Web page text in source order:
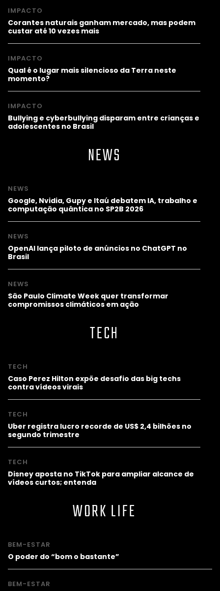
IMPACTO
Corantes naturais ganham mercado, mas podem
custar até 10 vezes mais
IMPACTO
Qual é o lugar mais silencioso da Terra neste
momento?
IMPACTO
Bullying e cyberbullying disparam entre crianças e
adolescentes no Brasil
NEWS
NEWS
Google, Nvidia, Gupy e Itaú debatem IA, trabalho e
computação quântica no SP2B 2026
NEWS
OpenAI lança piloto de anúncios no ChatGPT no
Brasil
NEWS
São Paulo Climate Week quer transformar
compromissos climáticos em ação
TECH
TECH
Caso Perez Hilton expõe desafio das big techs
contra vídeos virais
TECH
Uber registra lucro recorde de US$ 2,4 bilhões no
segundo trimestre
TECH
Disney aposta no TikTok para ampliar alcance de
vídeos curtos; entenda
WORK LIFE
BEM-ESTAR
O poder do “bom o bastante”
BEM-ESTAR